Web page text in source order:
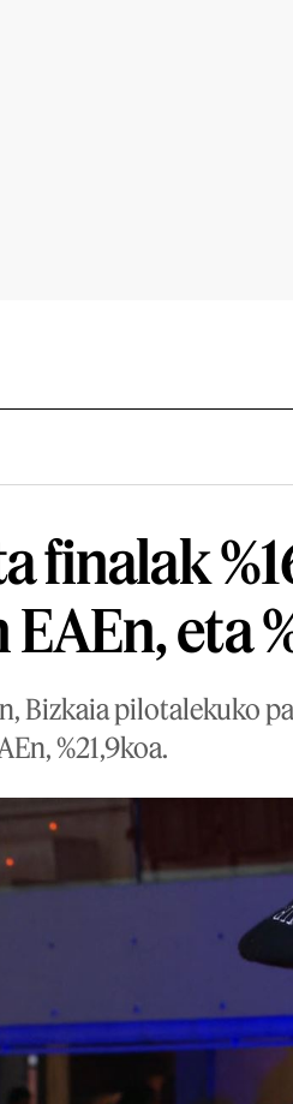
finalak
EAEn, eta
Bizkaia pilotalekuko
%21,9koa.